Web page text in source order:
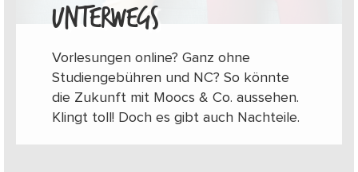
UNTERWEGS
Vorlesungen online? Ganz ohne
Studiengebühren und NC? So könnte
die Zukunft mit Moocs & Co. aussehen.
Klingt toll! Doch es gibt auch Nachteile.